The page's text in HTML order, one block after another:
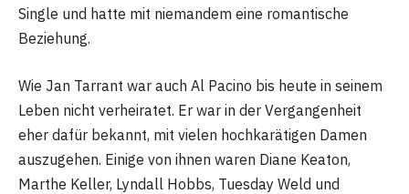
Single und hatte mit niemandem eine romantische
Beziehung.
Wie Jan Tarrant war auch Al Pacino bis heute in seinem
Leben nicht verheiratet. Er war in der Vergangenheit
eher dafür bekannt, mit vielen hochkarätigen Damen
auszugehen. Einige von ihnen waren Diane Keaton,
Marthe Keller, Lyndall Hobbs, Tuesday Weld und